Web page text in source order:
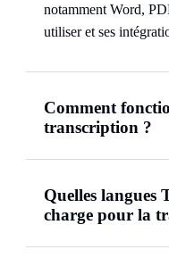
notamment Word,
utiliser et ses
Comment
transcription ?
Quelles
charge pour la